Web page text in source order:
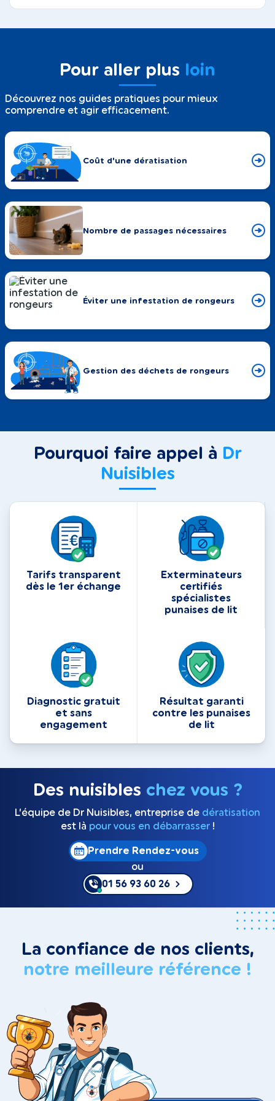
Pour aller plus loin
Découvrez nos guides pratiques pour mieux
comprendre et agir efficacement.
Coût d'une dératisation
Nombre de passages nécessaires
Éviter une infestation de rongeurs
Gestion des déchets de rongeurs
Pourquoi faire appel à Dr
Nuisibles
Tarifs transparent
dès le 1er échange
Exterminateurs
certifiés
spécialistes
punaises de lit
Diagnostic gratuit
et sans
engagement
Résultat garanti
contre les punaises
de lit
Des nuisibles chez vous ?
L’équipe de Dr Nuisibles, entreprise de dératisation
est là pour vous en débarrasser!
Prendre Rendez-vous
ou
01 56 93 60 26
La confiance de nos clients,
notre meilleure référence !